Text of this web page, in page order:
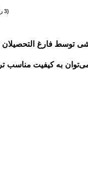
(3 رای‌ها)
توسط فارغ
به کیفیت مناسب